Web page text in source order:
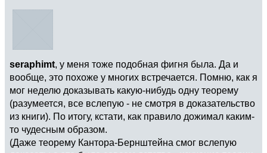
seraphimt, у меня тоже подобная фигня была. Да и
вообще, это похоже у многих встречается. Помню, как я
мог неделю доказывать какую-нибудь одну теорему
(разумеется, все вслепую - не смотря в доказательство
из книги). По итогу, кстати, как правило дожимал каким-
то чудесным образом.
(Даже теорему Кантора-Бернштейна смог вслепую